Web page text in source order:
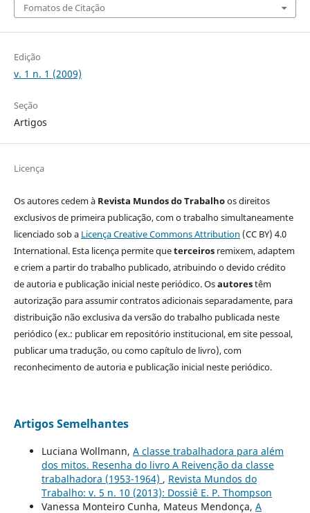
Fomatos de Citação
Edição
v. 1 n. 1 (2009)
Seção
Artigos
Licença
Os autores cedem à Revista Mundos do Trabalhoos direitos
exclusivos de primeira publicação, com o trabalho simultaneamente
licenciado sob a Licença Creative Commons Attribution (CC BY) 4.0
International. Esta licença permite queterceirosremixem, adaptem
e criem a partir do trabalho publicado, atribuindo o devido crédito
de autoria e publicação inicial neste periódico. Osautorestêm
autorização para assumir contratos adicionais separadamente, para
distribuição não exclusiva da versão do trabalho publicada neste
periódico (ex.: publicar em repositório institucional, em site pessoal,
publicar uma tradução, ou como capítulo de livro), com
reconhecimento de autoria e publicação inicial neste periódico.
Artigos Semelhantes
Luciana Wollmann, A classe trabalhadora para além
dos mitos. Resenha do livro A Reivenção da classe
trabalhadora (1953-1964) , Revista Mundos do
Trabalho: v. 5 n. 10 (2013): Dossiê E. P. Thompson
Vanessa Monteiro Cunha, Mateus Mendonça, A